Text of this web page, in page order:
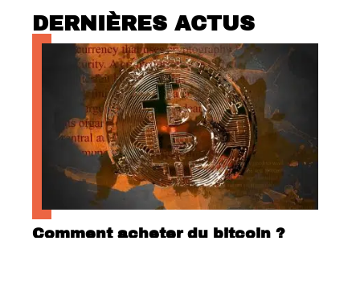
DERNIÈRES ACTUS
Comment acheter du bitcoin ?